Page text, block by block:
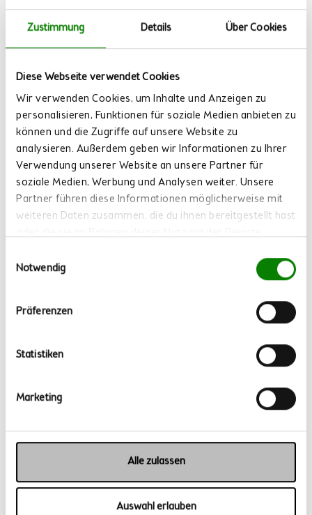
Zustimmung Details Über Cookies
Diese Webseite verwendet Cookies
Wir verwenden Cookies, um Inhalte und Anzeigen zu
personalisieren, Funktionen für soziale Medien anbieten zu
können und die Zugriffe auf unsere Website zu
analysieren. Außerdem geben wir Informationen zu Ihrer
Verwendung unserer Website an unsere Partner für
soziale Medien, Werbung und Analysen weiter. Unsere
Partner führen diese Informationen möglicherweise mit
weiteren Daten zusammen, die du ihnen bereitgestellt hast
Notwendig
Präferenzen
Statistiken
Marketing
Alle zulassen
Auswahl erlauben
Mehr lesen
WINTERLICHER HIRSE SALAT
⏱ Arbeitszeit: 25-30 Minuten | 🌱 Vegan | 🧡 Mit Kurkuma